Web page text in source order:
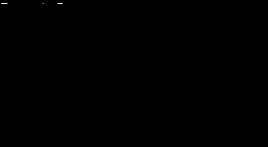
Zentrale Studienberatung…